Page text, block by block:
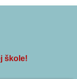
škole!